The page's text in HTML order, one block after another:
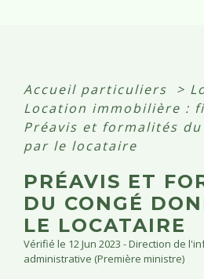
Accueil particuliers >
Location immobilière :
Préavis et formalités
par le locataire
PRÉAVIS ET
DU CONGÉ
LE LOCATAIRE
Vérifié le 12 Jun 2023 - Direction de
administrative (Première ministre)